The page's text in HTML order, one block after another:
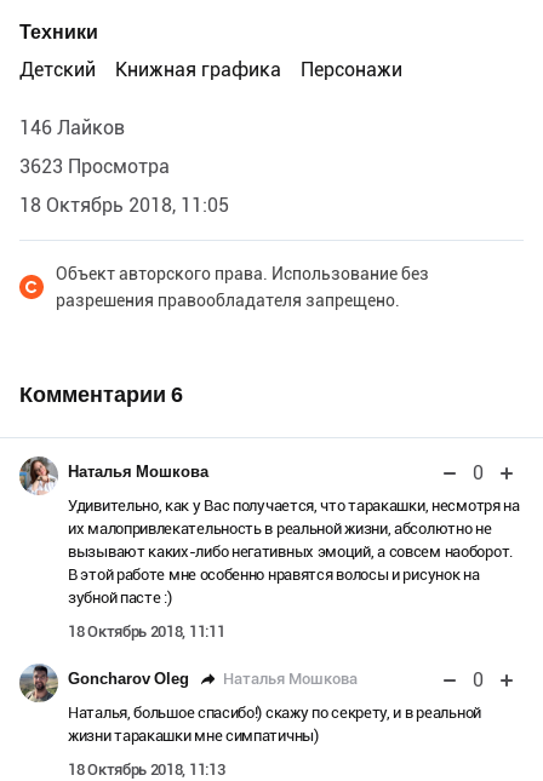
Техники
Детский
Книжная графика Персонажи
146 Лайков
3623 Просмотра
18 Октябрь 2018, 11:05
Объект авторского права. Использование без
разрешения правообладателя запрещено.
Комментарии 6
Наталья Мошкова 0
Удивительно, как у Вас получается, что таракашки, несмотря на
их малопривлекательность в реальной жизни, абсолютно не
вызывают каких-либо негативных эмоций, а совсем наоборот.
В этой работе мне особенно нравятся волосы и рисунок на
зубной пасте :)
18 Октябрь 2018, 11:11
Goncharov Oleg Наталья Мошкова 0
Наталья, большое спасибо!) скажу по секрету, и в реальной
жизни таракашки мне симпатичны)
18 Октябрь 2018, 11:13